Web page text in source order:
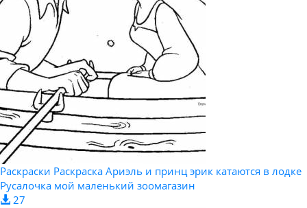
Раскраски Раскраска Ариэль и принц эрик катаются в лодке
Русалочка мой маленький зоомагазин
27